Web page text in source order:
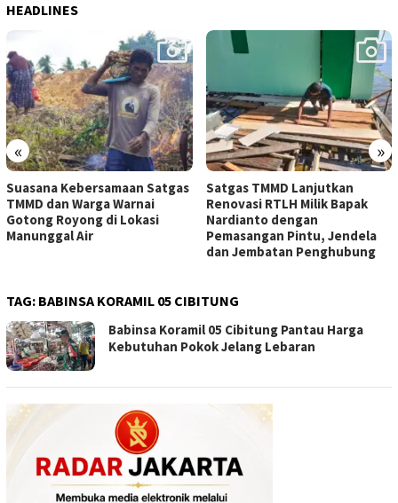
HEADLINES
« »
Suasana Kebersamaan Satgas
TMMD dan Warga Warnai
Gotong Royong di Lokasi
Manunggal Air
Satgas TMMD Lanjutkan
Renovasi RTLH Milik Bapak
Nardianto dengan
Pemasangan Pintu, Jendela
dan Jembatan Penghubung
TAG: BABINSA KORAMIL 05 CIBITUNG
Babinsa Koramil 05 Cibitung Pantau Harga
Kebutuhan Pokok Jelang Lebaran